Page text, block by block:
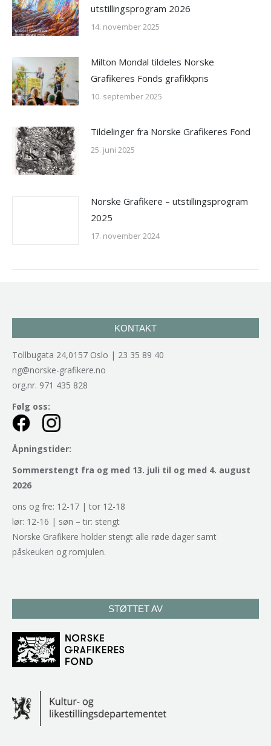
utstillingsprogram 2026
14. november 2025
Milton Mondal tildeles Norske
Grafikeres Fonds grafikkpris
10. september 2025
Tildelinger fra Norske Grafikeres Fond
25. juni 2025
Norske Grafikere – utstillingsprogram
2025
17. november 2024
KONTAKT
Tollbugata 24,0157 Oslo | 23 35 89 40
ng@norske-grafikere.no
org.nr. 971 435 828
Følg oss:
Åpningstider:
Sommerstengt fra og med 13. juli til og med 4. august
2026
ons og fre: 12-17 | tor 12-18
lør: 12-16 | søn – tir: stengt
Norske Grafikere holder stengt alle røde dager samt
påskeuken og romjulen.
STØTTET AV